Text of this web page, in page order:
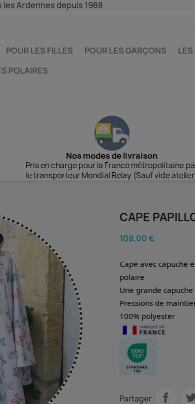
Ardennes depuis 1988
POUR LES FILLES POUR LES GARÇONS
POLAIRES
Nos modes de livraison
Pris en charge pour la France métropolitaine
le transporteur Mondial Relay (Sauf vide
CAPE
108,00 €
Cape avec capuche
polaire
Une grande
Pressions de
100% polyester
Partager